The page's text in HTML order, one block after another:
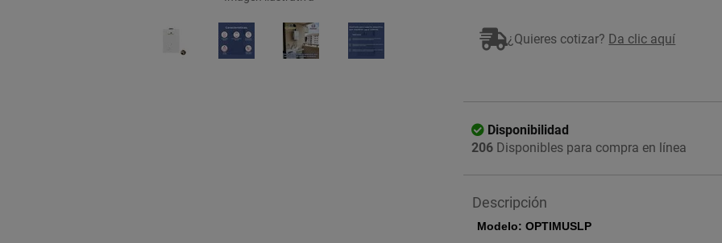
¿Quieres cotizar? Da clic aquí
Disponibilidad
206 Disponibles para compra en línea
Descripción
Modelo: OPTIMUSLP